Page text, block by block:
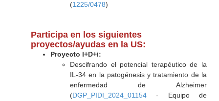
(1225/0478)
Participa en los siguientes
proyectos/ayudas en la US:
Proyecto I+D+i:
Descifrando el potencial terapéutico de la
IL-34 en la patogénesis y tratamiento de la
enfermedad de Alzheimer
(DGP_PIDI_2024_01154- Equipo de